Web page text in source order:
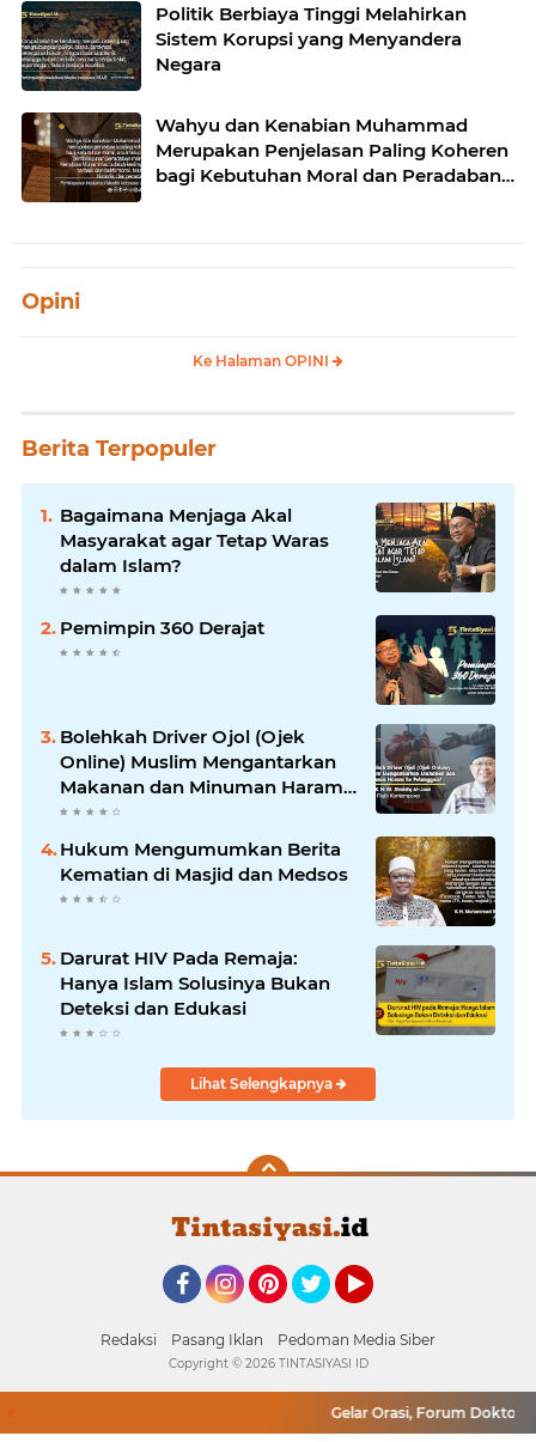
Politik Berbiaya Tinggi Melahirkan
Sistem Korupsi yang Menyandera
Negara
Wahyu dan Kenabian Muhammad
Merupakan Penjelasan Paling Koheren
bagi Kebutuhan Moral dan Peradaban
Opini
Ke Halaman OPINI
Berita Terpopuler
Bagaimana Menjaga Akal
Masyarakat agar Tetap Waras
dalam Islam?
Pemimpin 360 Derajat
Bolehkah Driver Ojol (Ojek
Online) Muslim Mengantarkan
Makanan dan Minuman Haram
ke Pelanggan?
Hukum Mengumumkan Berita
Kematian di Masjid dan Medsos
Darurat HIV Pada Remaja:
Hanya Islam Solusinya Bukan
Deteksi dan Edukasi
Lihat Selengkapnya
Redaksi Pasang Iklan Pedoman Media Siber
Gelar Orasi, Forum Doktor
Copyright © 2026 TINTASIYASI ID